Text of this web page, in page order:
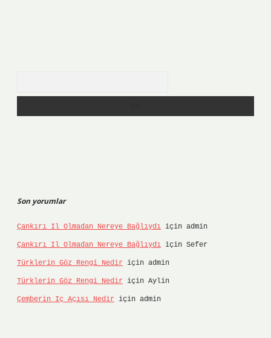
Son yorumlar
Çankırı Il Olmadan Nereye Bağlıydı için admin
Çankırı Il Olmadan Nereye Bağlıydı için Sefer
Türklerin Göz Rengi Nedir için admin
Türklerin Göz Rengi Nedir için Aylin
Çemberin Iç Açısı Nedir için admin